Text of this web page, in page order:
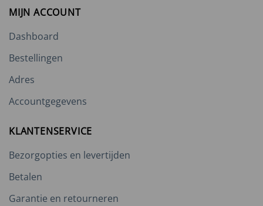
MIJN ACCOUNT
Dashboard
Bestellingen
Adres
Accountgegevens
KLANTENSERVICE
Bezorgopties en levertijden
Betalen
Garantie en retourneren